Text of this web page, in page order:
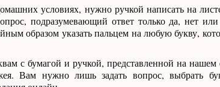
условиях, нужно ручкой написать на
подразумевающий ответ только да, нет или
образом указать пальцем на любую букву,
с бумагой и ручкой, представленной на нашем
Вам нужно лишь задать вопрос, выбрать